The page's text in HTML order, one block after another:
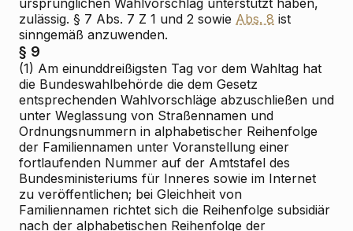
zulässig. § 7 Abs. 7 Z 1 und 2 sowie Abs. 8 ist
sinngemäß anzuwenden.
§ 9
(1) Am einunddreißigsten Tag vor dem Wahltag hat
die Bundeswahlbehörde die dem Gesetz
entsprechenden Wahlvorschläge abzuschließen und
unter Weglassung von Straßennamen und
Ordnungsnummern in alphabetischer Reihenfolge
der Familiennamen unter Voranstellung einer
fortlaufenden Nummer auf der Amtstafel des
Bundesministeriums für Inneres sowie im Internet
zu veröffentlichen; bei Gleichheit von
Familiennamen richtet sich die Reihenfolge subsidiär
nach der alphabetischen Reihenfolge der